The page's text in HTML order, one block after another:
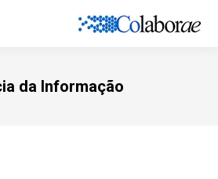
da Informação